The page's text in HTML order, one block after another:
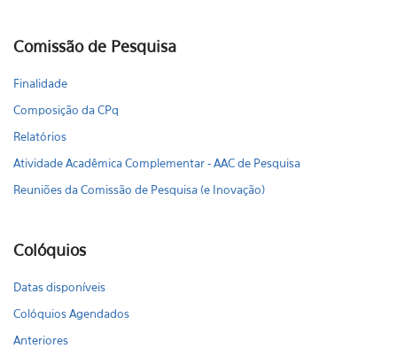
Comissão de Pesquisa
Finalidade
Composição da CPq
Relatórios
Atividade Acadêmica Complementar - AAC de Pesquisa
Reuniões da Comissão de Pesquisa (e Inovação)
Colóquios
Datas disponíveis
Colóquios Agendados
Anteriores